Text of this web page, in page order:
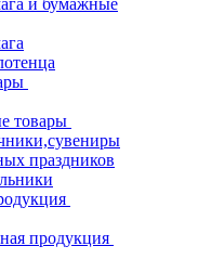
и бумажные
товары
праздников
продукция